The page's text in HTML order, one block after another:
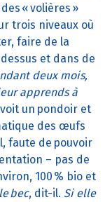
« volières »
trois niveaux où
faire de la
et dans de
deux mois,
apprends à
un pondoir et
des œufs
faute de pouvoir
– pas de
100 % bio et
bec, dit-il. Si elle